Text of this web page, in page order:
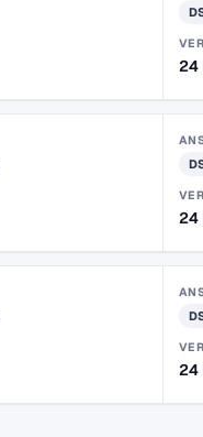
24
24
24